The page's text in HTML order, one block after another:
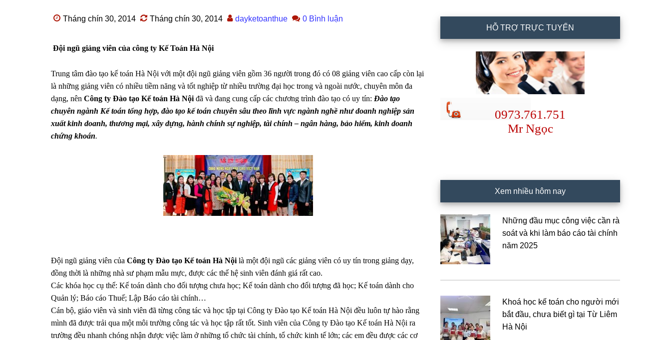
Tháng chín 30, 2014 Tháng chín 30, 2014 dayketoanthue 0 Bình luận
Đội ngũ giảng viên của công ty Kế Toán Hà Nội
Trung tâm đào tạo kế toán Hà Nội với một đội ngũ giảng viên gồm 36 người trong đó có 08 giảng viên cao cấp còn lại
là những giảng viên có nhiều tiềm năng và tốt nghiệp từ nhiều trường đại học trong và ngoài nước, chuyên môn đa
dạng, nên Công ty Đào tạo Kế toán Hà Nội đã và đang cung cấp các chương trình đào tạo có uy tín: Đào tạo
chuyên ngành Kế toán tổng hợp, đào tạo kế toán chuyên sâu theo lĩnh vực ngành nghề như doanh nghiệp sản
xuất kinh doanh, thương mại, xây dựng, hành chính sự nghiệp, tài chính – ngân hàng, bảo hiểm, kinh doanh
chứng khoán.
Đội ngũ giảng viên của Công ty Đào tạo Kế toán Hà Nội là một đội ngũ các giảng viên có uy tín trong giảng dạy,
đồng thời là những nhà sư phạm mẫu mực, được các thế hệ sinh viên đánh giá rất cao.
Các khóa học cụ thể: Kế toán dành cho đối tượng chưa học; Kế toán dành cho đối tượng đã học; Kế toán dành cho
Quản lý; Báo cáo Thuế; Lập Báo cáo tài chính…
Cán bộ, giáo viên và sinh viên đã từng công tác và học tập tại Công ty Đào tạo Kế toán Hà Nội đều luôn tự hào rằng
mình đã được trải qua một môi trường công tác và học tập rất tốt. Sinh viên của Công ty Đào tạo Kế toán Hà Nội ra
trường đều nhanh chóng nhận được việc làm ở những tổ chức tài chính, tổ chức kinh tế lớn; các em đều được các cơ
HỖ TRỢ TRỰC TUYẾN
0973.761.751
Mr Ngọc
Xem nhiều hôm nay
Những đầu mục công việc cần rà
soát và khi làm báo cáo tài chính
năm 2025
Khoá học kế toán cho người mới
bắt đầu, chưa biết gì tại Từ Liêm
Hà Nội